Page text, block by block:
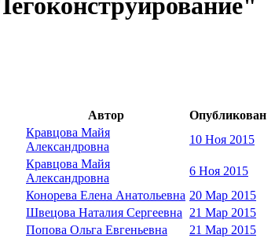
Автор
Опубликован
Кравцова Майя
Александровна
10 Ноя 2015
Кравцова Майя
Александровна
6 Ноя 2015
Конорева Елена Анатольевна 20 Мар 2015
Швецова Наталия Сергеевна
21 Мар 2015
Попова Ольга Евгеньевна
21 Мар 2015